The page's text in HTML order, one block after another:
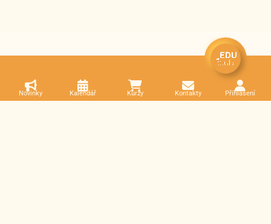
Novinky Kalendář Kurzy Kontakty Přihlášení